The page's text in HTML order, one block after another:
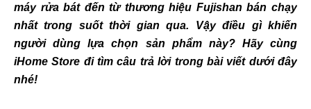
máy rửa bát đến từ thương hiệu Fujishan bán chạy
nhất trong suốt thời gian qua. Vậy điều gì khiến
người dùng lựa chọn sản phẩm này? Hãy cùng
iHome Store đi tìm câu trả lời trong bài viết dưới đây
nhé!